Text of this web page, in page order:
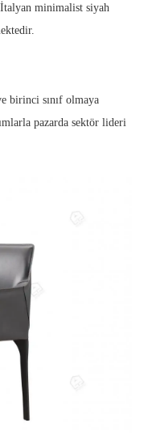
minimalist siyah
birinci sınıf olmaya
pazarda sektör lideri